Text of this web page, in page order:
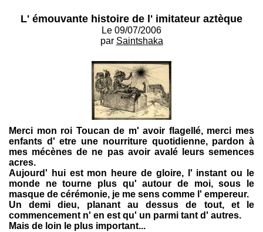
m'a paru bien long. Sur l'instant c'est beau, sur la
L' émouvante histoire de l' imitateur aztèque
Le 09/07/2006
par Saintshaka
Merci mon roi Toucan de m' avoir flagellé, merci mes
enfants d' etre une nourriture quotidienne, pardon à
mes mécènes de ne pas avoir avalé leurs semences
acres.
Aujourd' hui est mon heure de gloire, l' instant ou le
monde ne tourne plus qu' autour de moi, sous le
masque de cérémonie, je me sens comme l' empereur.
Un demi dieu, planant au dessus de tout, et le
commencement n' en est qu' un parmi tant d' autres.
Mais de loin le plus important...